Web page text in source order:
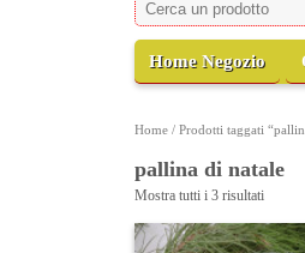
Home Negozio
Home / Prodotti taggati
pallina di natale
Mostra tutti i 3 risultati